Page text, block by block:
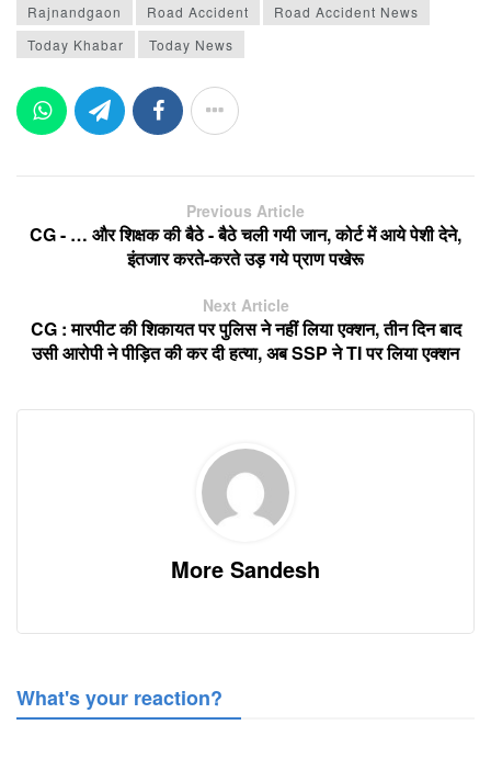
Rajnandgaon
Road Accident
Road Accident News
Today Khabar
Today News
Previous Article
CG - … और शिक्षक की बैठे - बैठे चली गयी जान, कोर्ट में आये पेशी देने,
इंतजार करते-करते उड़ गये प्राण पखेरू
Next Article
CG : मारपीट की शिकायत पर पुलिस ने नहीं लिया एक्शन, तीन दिन बाद
उसी आरोपी ने पीड़ित की कर दी हत्या, अब SSP ने TI पर लिया एक्शन
More Sandesh
What's your reaction?